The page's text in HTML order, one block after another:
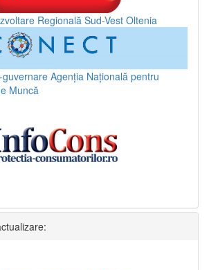
Regională Sud-Vest Oltenia
guvernare Agenția Națională pentru
Muncă